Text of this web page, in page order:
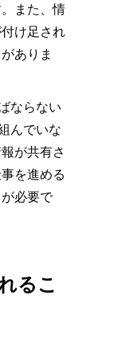
また、情
け足され
ありま
ならない
んでいな
が共有さ
を進める
必要で
るこ